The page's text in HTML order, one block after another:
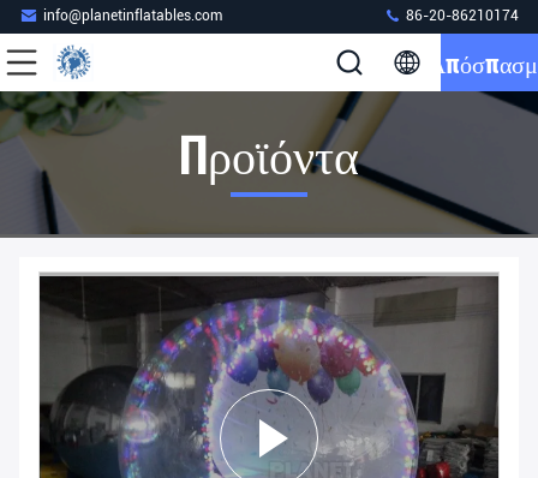
info@planetinflatables.com 86-20-86210174
Προϊόντα